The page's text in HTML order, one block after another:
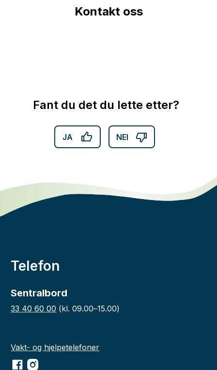
Kontakt oss
Fant du det du lette etter?
JA NEI
Telefon
Sentralbord
33 40 60 00 (kl. 09.00–15.00)
Vakt- og hjelpetelefoner
Facebook
Instagram